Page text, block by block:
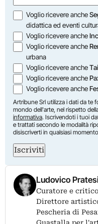
Opzioni
Voglio ricevere anche
didattica ed eventi
Voglio ricevere anche
Voglio ricevere anche
urbana
Voglio ricevere anche
Voglio ricevere anche
Voglio ricevere anche
Artribune Srl utilizza i dati da te
mondo dell'arte, nel rispetto
informativa. Iscrivendoti i tuoi
e trattati secondo le modalità
disiscriverti in qualsiasi
Iscriviti
Ludovico Pratesi
Curatore e
Direttore
Pescheria di